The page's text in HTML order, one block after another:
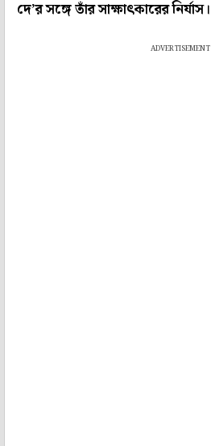
দে’র সঙ্গে তাঁর সাক্ষাৎকারের নির্যাস।
ADVERTISEMENT